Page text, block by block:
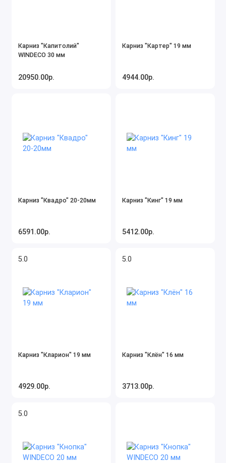
Карниз "Капитолий"
WINDECO 30 мм
20950.00р.
Карниз "Картер" 19 мм
4944.00р.
Карниз "Квадро" 20-20мм
6591.00р.
Карниз "Кинг" 19 мм
5412.00р.
5.0
Карниз "Кларион" 19 мм
4929.00р.
5.0
Карниз "Клён" 16 мм
3713.00р.
5.0